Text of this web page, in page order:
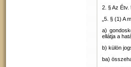
2. § Az
„5. § (1) A
a)
ellátja a
b) külön
ba)